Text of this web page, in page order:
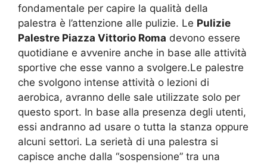
fondamentale per capire la qualità della
palestra è l’attenzione alle pulizie. Le Pulizie
Palestre Piazza Vittorio Roma devono essere
quotidiane e avvenire anche in base alle attività
sportive che esse vanno a svolgere.Le palestre
che svolgono intense attività o lezioni di
aerobica, avranno delle sale utilizzate solo per
questo sport. In base alla presenza degli utenti,
essi andranno ad usare o tutta la stanza oppure
alcuni settori. La serietà di una palestra si
capisce anche dalla “sospensione” tra una